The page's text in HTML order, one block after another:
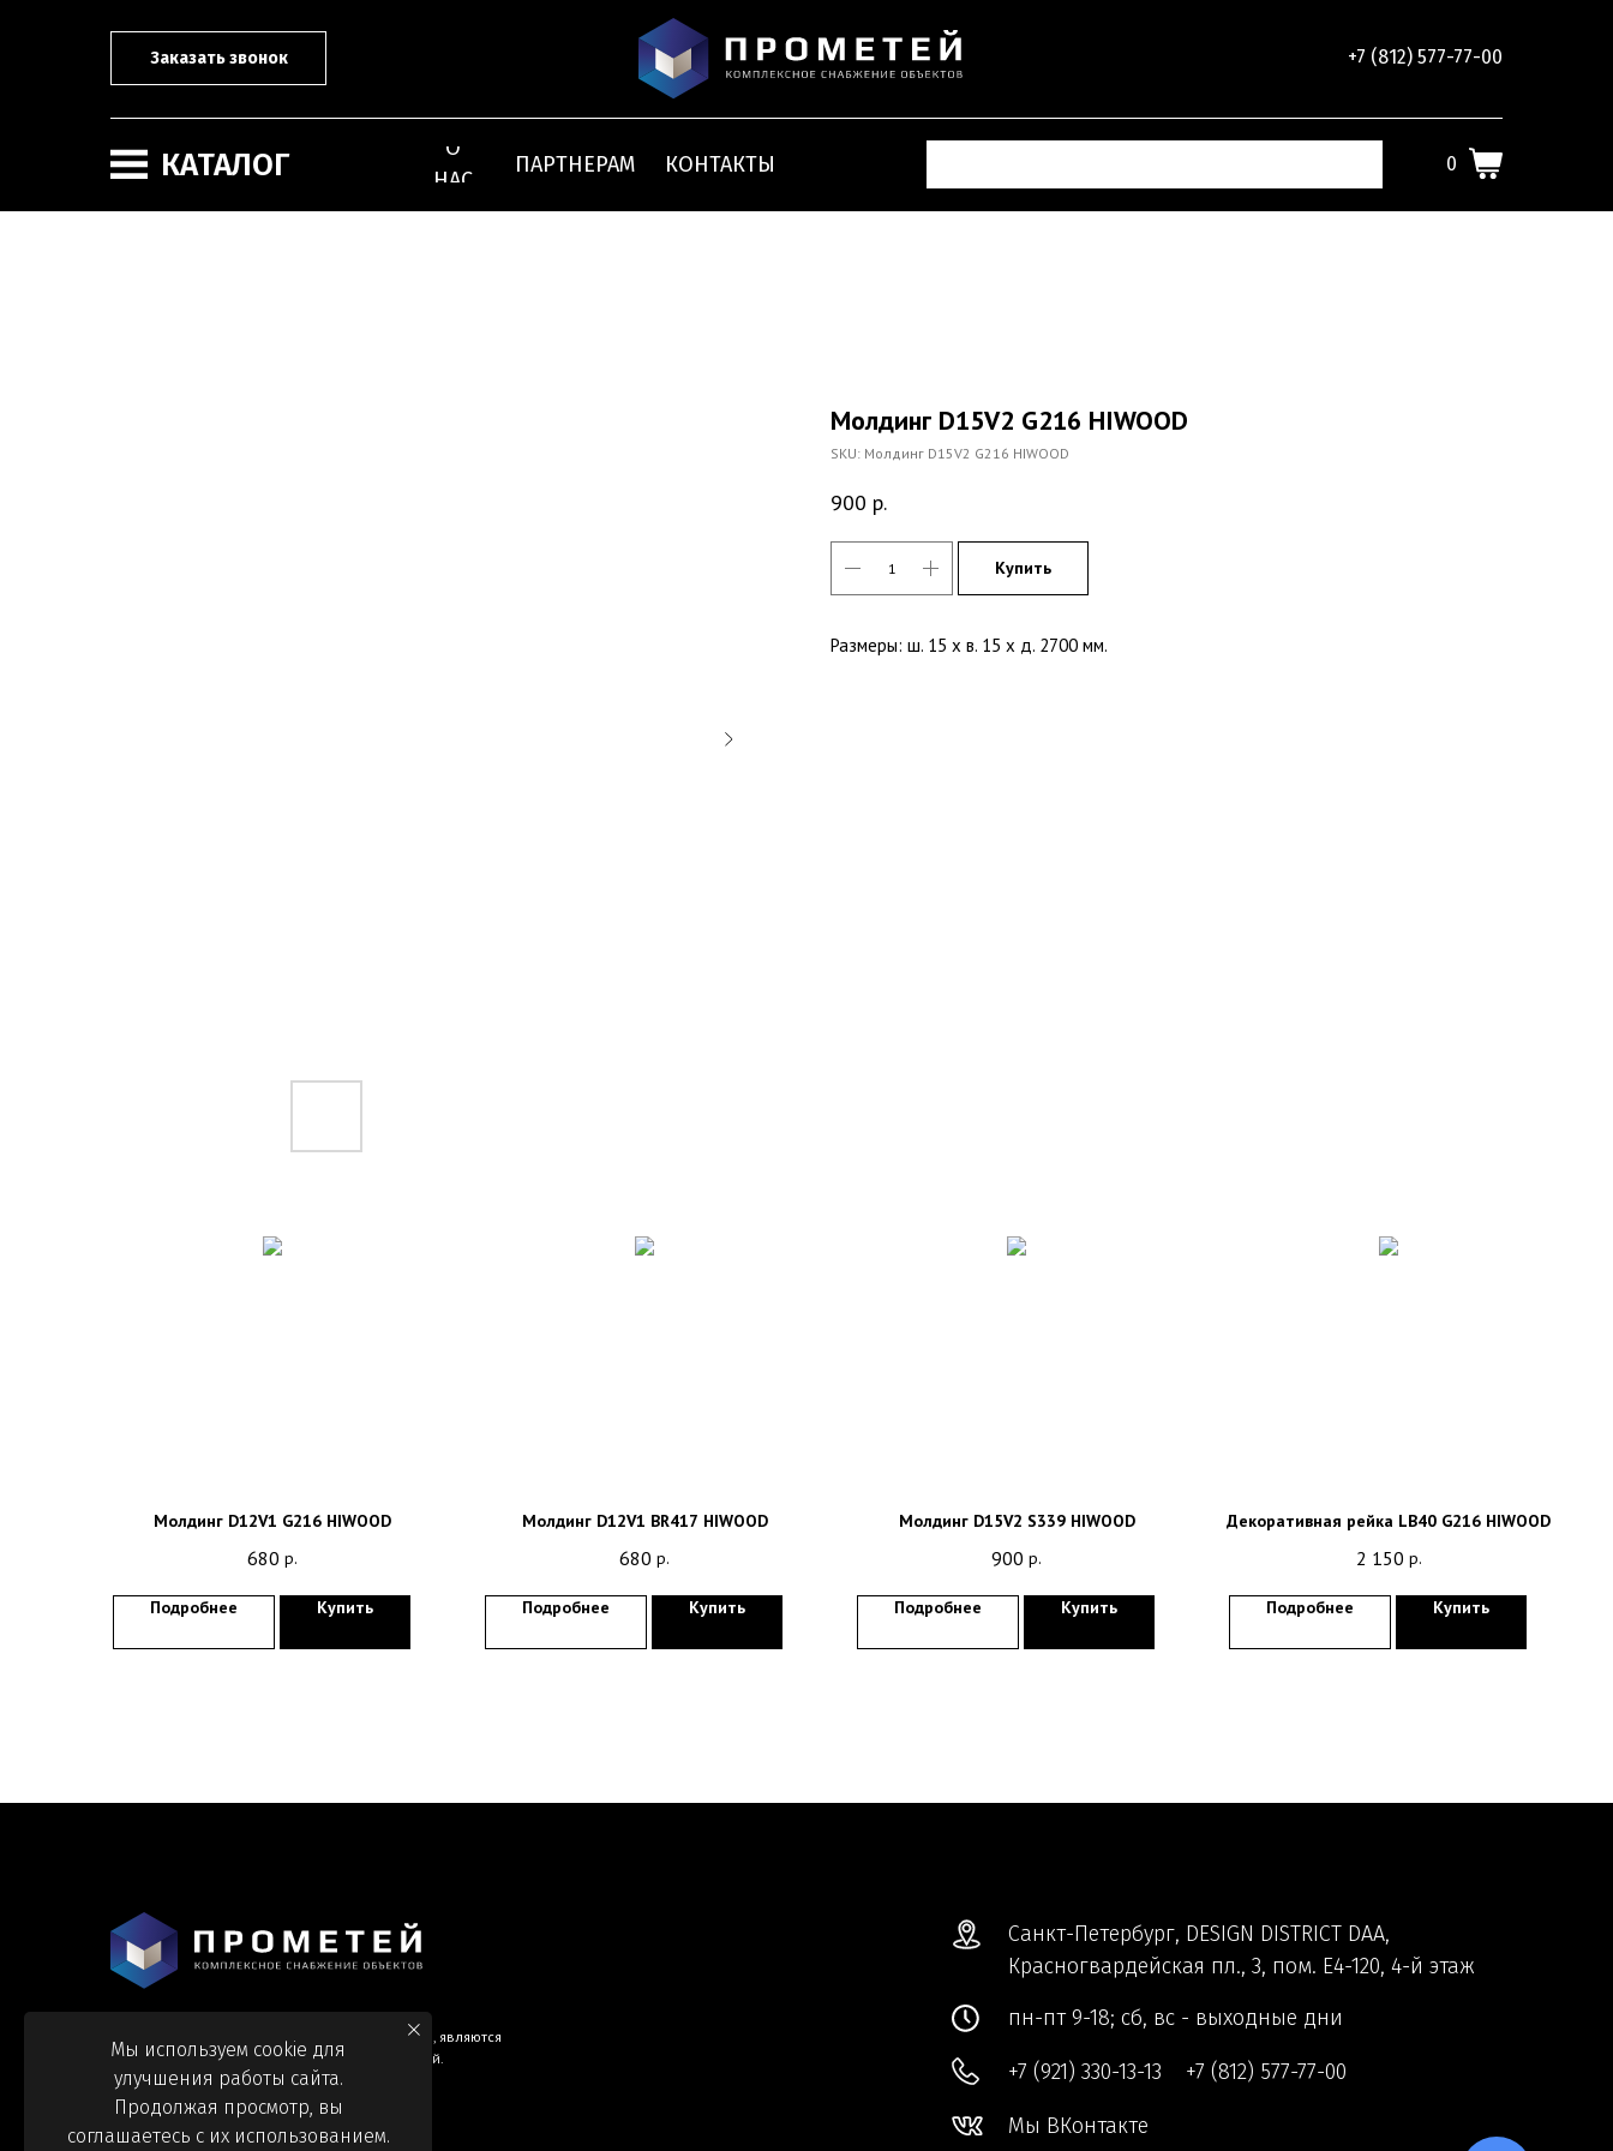
Заказать звонок +7 (812) 577-77-00
КАТАЛОГ
О
НАС
ПАРТНЕРАМ КОНТАКТЫ 0
Молдинг D15V2 G216 HIWOOD
SKU: Молдинг D15V2 G216 HIWOOD
900 р.
Купить
Размеры: ш. 15 х в. 15 х д. 2700 мм.
Молдинг D12V1 G216 HIWOOD
680 р.
Подробнее Купить
Молдинг D12V1 BR417 HIWOOD
680 р.
Подробнее Купить
Молдинг D15V2 S339 HIWOOD
900 р.
Подробнее Купить
Декоративная рейка LB40 G216 HIWOOD
2 150 р.
Подробнее Купить
Информация и цены, представленные на сайте, являются
справочными и не являются публичной офертой.
Санкт-Петербург, DESIGN DISTRICT DAA,
Красногвардейская пл., 3, пом. Е4-120, 4-й этаж
пн-пт 9-18; сб, вс - выходные дни
+7 (921) 330-13-13 +7 (812) 577-77-00
Мы ВКонтакте
Мы используем cookie для
улучшения работы сайта.
Продолжая просмотр, вы
соглашаетесь с их использованием.